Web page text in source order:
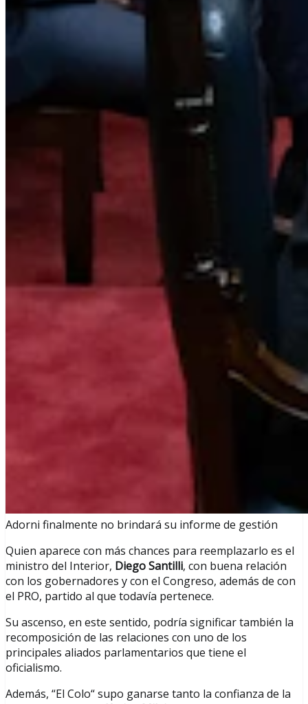
Adorni finalmente no brindará su informe de gestión
Quien aparece con más chances para reemplazarlo es el
ministro del Interior, Diego Santilli, con buena relación
con los gobernadores y con el Congreso, además de con
el PRO, partido al que todavía pertenece.
Su ascenso, en este sentido, podría significar también la
recomposición de las relaciones con uno de los
principales aliados parlamentarios que tiene el
oficialismo.
Además, “El Colo“ supo ganarse tanto la confianza de la